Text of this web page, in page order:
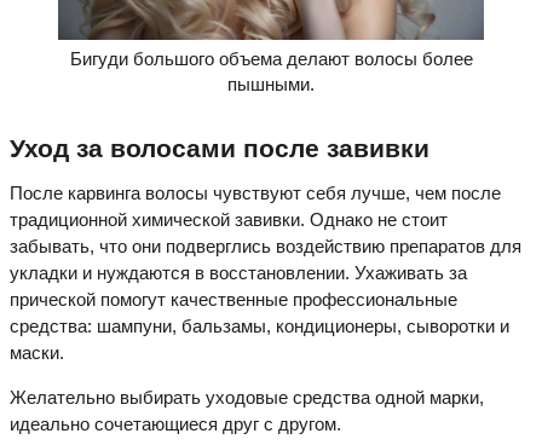
Бигуди большого объема делают волосы более
пышными.
Уход за волосами после завивки
После карвинга волосы чувствуют себя лучше, чем после
традиционной химической завивки. Однако не стоит
забывать, что они подверглись воздействию препаратов для
укладки и нуждаются в восстановлении. Ухаживать за
прической помогут качественные профессиональные
средства: шампуни, бальзамы, кондиционеры, сыворотки и
маски.
Желательно выбирать уходовые средства одной марки,
идеально сочетающиеся друг с другом.